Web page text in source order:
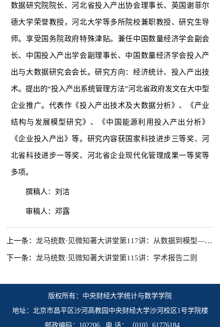
数据研究院院长、河北省投入产出协会理事长、英国谢菲尔
德大学荣誉教授，河北大学等多所院校兼职教授、研究生导
师。享受国务院政府特殊津贴。兼任中国数量经济学会副会
长、中国投入产出学会副理事长、中国数量经济学会投入产
出与大数据研究会会长。研究方向：经济统计、投入产出技
术。提出的“投入产出系统管理方法”河北省政府发文在大中型
企业推广。代表作《投入产出技术及大数据分析》、《产业
结构与发展模型研究》、《中国能源利用投入产出分析》
《企业投入产出》等。研究内容获国家科技进步三等奖、河
北省科技进步一等奖、河北省企业现代化管理成果一等奖等
多项。
撰稿人：刘洁
审稿人：邓露
上一条：龙马统数·见微知著大讲堂第117讲：从数据到模型—理解传播问题的三种工具
下一条：龙马统数·见微知著大讲堂第115讲：学术报告二则
版权所有：中央财经大学统计与数学学院
地址：北京市昌平区沙河高教园中央财经大学沙河校区1号学院楼
邮政编码：102206 电 话：（010）61776184